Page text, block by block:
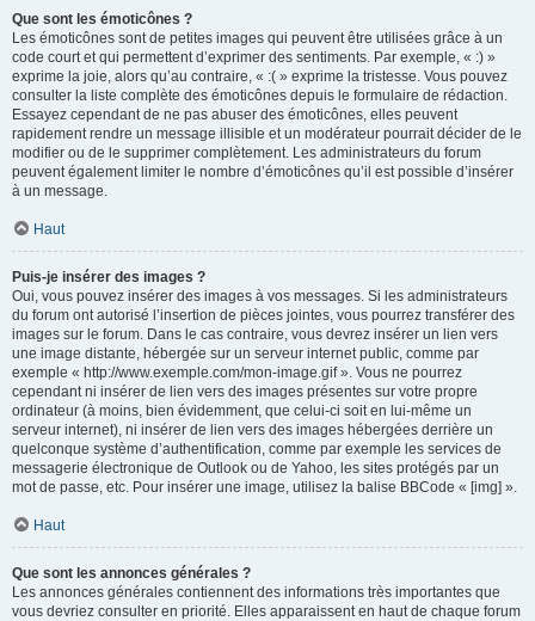
Que sont les émoticônes ?
Les émoticônes sont de petites images qui peuvent être utilisées grâce à un
code court et qui permettent d’exprimer des sentiments. Par exemple, « :) »
exprime la joie, alors qu’au contraire, « :( » exprime la tristesse. Vous pouvez
consulter la liste complète des émoticônes depuis le formulaire de rédaction.
Essayez cependant de ne pas abuser des émoticônes, elles peuvent
rapidement rendre un message illisible et un modérateur pourrait décider de le
modifier ou de le supprimer complètement. Les administrateurs du forum
peuvent également limiter le nombre d’émoticônes qu’il est possible d’insérer
à un message.
Haut
Puis-je insérer des images ?
Oui, vous pouvez insérer des images à vos messages. Si les administrateurs
du forum ont autorisé l’insertion de pièces jointes, vous pourrez transférer des
images sur le forum. Dans le cas contraire, vous devrez insérer un lien vers
une image distante, hébergée sur un serveur internet public, comme par
exemple « http://www.exemple.com/mon-image.gif ». Vous ne pourrez
cependant ni insérer de lien vers des images présentes sur votre propre
ordinateur (à moins, bien évidemment, que celui-ci soit en lui-même un
serveur internet), ni insérer de lien vers des images hébergées derrière un
quelconque système d’authentification, comme par exemple les services de
messagerie électronique de Outlook ou de Yahoo, les sites protégés par un
mot de passe, etc. Pour insérer une image, utilisez la balise BBCode « [img] ».
Haut
Que sont les annonces générales ?
Les annonces générales contiennent des informations très importantes que
vous devriez consulter en priorité. Elles apparaissent en haut de chaque forum